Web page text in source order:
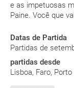
e as impetuosas
Paine. Você que
Datas de Partida
Partidas de
partidas desde
Lisboa, Faro, Porto